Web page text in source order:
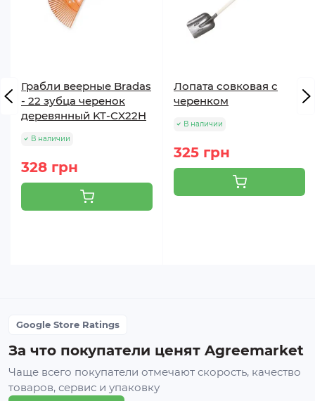
Грабли веерные Bradas
- 22 зубца черенок
деревянный KT-CX22H
В наличии
328 грн
Лопата совковая с
черенком
В наличии
325 грн
Google Store Ratings
За что покупатели ценят Agreemarket
Чаще всего покупатели отмечают скорость, качество
товаров, сервис и упаковку